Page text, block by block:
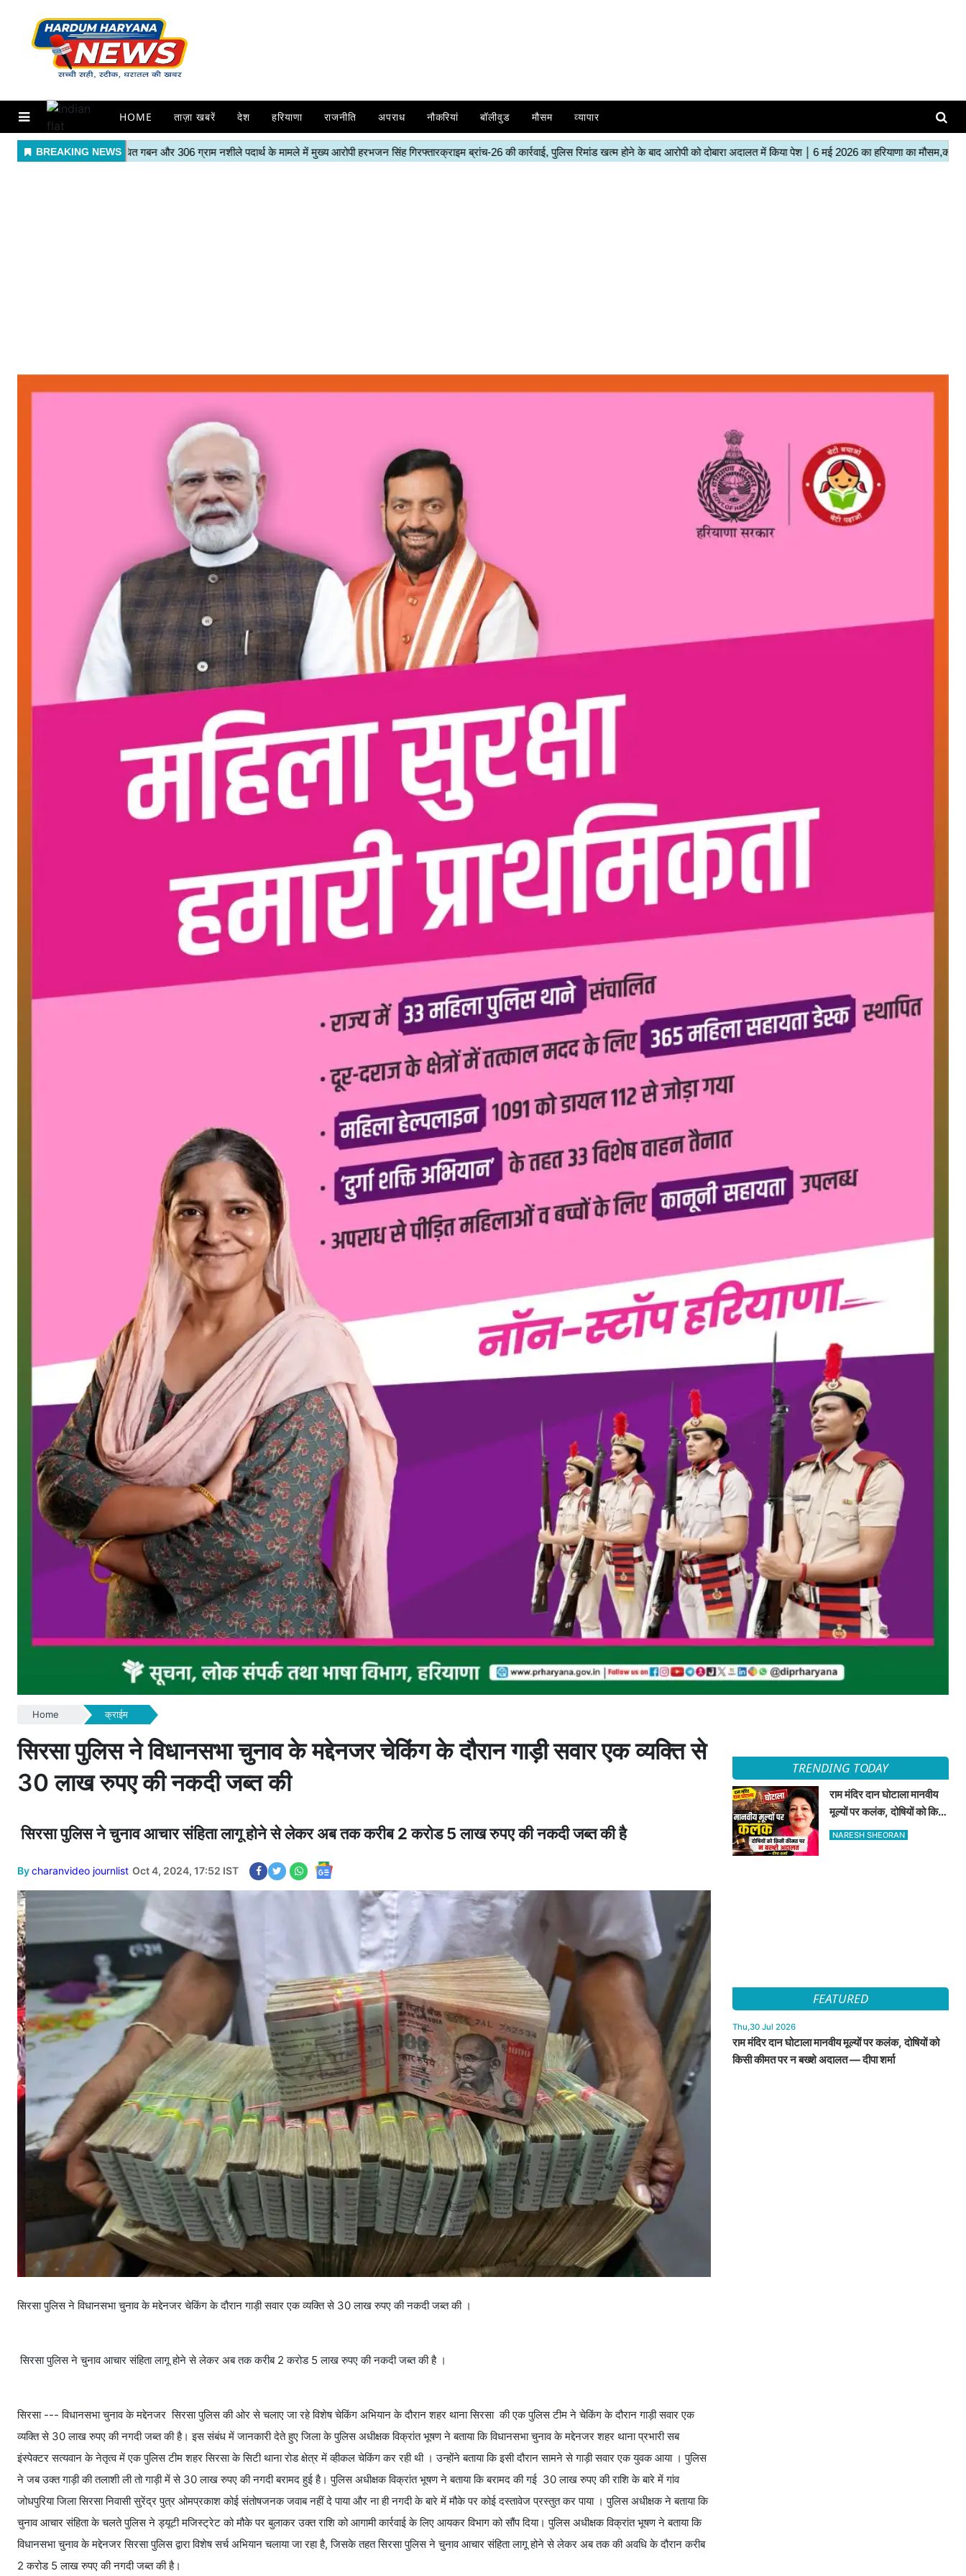
HOME ताज़ा खबरें देश हरियाणा राजनीति अपराध नौकरियां बॉलीवुड मौसम व्यापार
Home क्राईम
सिरसा पुलिस ने विधानसभा चुनाव के मद्देनजर चेकिंग के दौरान गाड़ी सवार एक व्यक्ति से
30 लाख रुपए की नकदी जब्त की
सिरसा पुलिस ने चुनाव आचार संहिता लागू होने से लेकर अब तक करीब 2 करोड 5 लाख रुपए की नकदी जब्त की है
Bycharanvideo journlist Oct 4, 2024, 17:52 IST
सिरसा पुलिस ने विधानसभा चुनाव के मद्देनजर चेकिंग के दौरान गाड़ी सवार एक व्यक्ति से 30 लाख रुपए की नकदी जब्त की ।
सिरसा पुलिस ने चुनाव आचार संहिता लागू होने से लेकर अब तक करीब 2 करोड 5 लाख रुपए की नकदी जब्त की है ।
सिरसा --- विधानसभा चुनाव के मद्देनजर सिरसा पुलिस की ओर से चलाए जा रहे विशेष चेकिंग अभियान के दौरान शहर थाना सिरसा की एक पुलिस टीम ने चेकिंग के दौरान गाड़ी सवार एक
व्यक्ति से 30 लाख रुपए की नगदी जब्त की है। इस संबंध में जानकारी देते हुए जिला के पुलिस अधीक्षक विक्रांत भूषण ने बताया कि विधानसभा चुनाव के मद्देनजर शहर थाना प्रभारी सब
इंस्पेक्टर सत्यवान के नेतृत्व में एक पुलिस टीम शहर सिरसा के सिटी थाना रोड क्षेत्र में व्हीकल चेकिंग कर रही थी । उन्होंने बताया कि इसी दौरान सामने से गाड़ी सवार एक युवक आया । पुलिस
ने जब उक्त गाड़ी की तलाशी ली तो गाड़ी में से 30 लाख रुपए की नगदी बरामद हुई है। पुलिस अधीक्षक विक्रांत भूषण ने बताया कि बरामद की गई 30 लाख रुपए की राशि के बारे में गांव
जोधपुरिया जिला सिरसा निवासी सुरेंद्र पुत्र ओमप्रकाश कोई संतोषजनक जवाब नहीं दे पाया और ना ही नगदी के बारे में मौके पर कोई दस्तावेज प्रस्तुत कर पाया । पुलिस अधीक्षक ने बताया कि
चुनाव आचार संहिता के चलते पुलिस ने ड्यूटी मजिस्ट्रेट को मौके पर बुलाकर उक्त राशि को आगामी कार्रवाई के लिए आयकर विभाग को सौंप दिया। पुलिस अधीक्षक विक्रांत भूषण ने बताया कि
विधानसभा चुनाव के मद्देनजर सिरसा पुलिस द्वारा विशेष सर्च अभियान चलाया जा रहा है, जिसके तहत सिरसा पुलिस ने चुनाव आचार संहिता लागू होने से लेकर अब तक की अवधि के दौरान करीब
2 करोड 5 लाख रुपए की नगदी जब्त की है।
TRENDING TODAY
राम मंदिर दान घोटाला मानवीय
मूल्यों पर कलंक, दोषियों को किसी
कीमत पर न बख्शे अदालत —
NARESH SHEORAN
FEATURED
Thu,30 Jul 2026
राम मंदिर दान घोटाला मानवीय मूल्यों पर कलंक, दोषियों को
किसी कीमत पर न बख्शे अदालत — दीपा शर्मा